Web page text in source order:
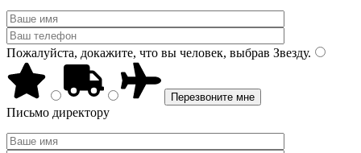
Пожалуйста, докажите, что вы человек, выбрав Звезду.
Письмо директору